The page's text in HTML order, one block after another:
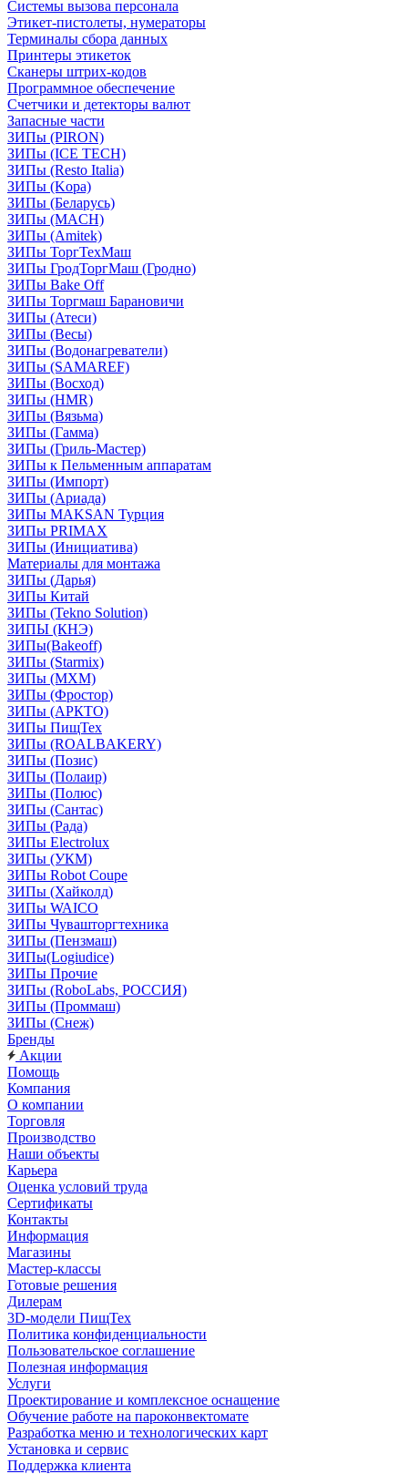
Системы вызова персонала
Этикет-пистолеты, нумераторы
Терминалы сбора данных
Принтеры этикеток
Сканеры штрих-кодов
Программное обеспечение
Счетчики и детекторы валют
Запасные части
ЗИПы (PIRON)
ЗИПы (ICE TECH)
ЗИПы (Resto Italia)
ЗИПы (Kopa)
ЗИПы (Беларусь)
ЗИПы (MACH)
ЗИПы (Amitek)
ЗИПы ТоргТехМаш
ЗИПы ГродТоргМаш (Гродно)
ЗИПы Bake Off
ЗИПы Торгмаш Барановичи
ЗИПы (Атеси)
ЗИПы (Весы)
ЗИПы (Водонагреватели)
ЗИПы (SAMAREF)
ЗИПы (Восход)
ЗИПы (HMR)
ЗИПы (Вязьма)
ЗИПы (Гамма)
ЗИПы (Гриль-Мастер)
ЗИПы к Пельменным аппаратам
ЗИПы (Импорт)
ЗИПы (Ариада)
ЗИПы MAKSAN Турция
ЗИПы PRIMAX
ЗИПы (Инициатива)
Материалы для монтажа
ЗИПы (Дарья)
ЗИПы Китай
ЗИПы (Tekno Solution)
ЗИПЫ (КНЭ)
ЗИПы(Bakeoff)
ЗИПы (Starmix)
ЗИПы (МХМ)
ЗИПы (Фростор)
ЗИПы (АРКТО)
ЗИПы ПищТех
ЗИПы (ROALBAKERY)
ЗИПы (Позис)
ЗИПы (Полаир)
ЗИПы (Полюс)
ЗИПы (Сантас)
ЗИПы (Рада)
ЗИПы Electrolux
ЗИПы (УКМ)
ЗИПы Robot Coupe
ЗИПы (Хайколд)
ЗИПы WAICO
ЗИПы Чувашторгтехника
ЗИПы (Пензмаш)
ЗИПы(Logiudice)
ЗИПы Прочие
ЗИПы (RoboLabs, РОССИЯ)
ЗИПы (Проммаш)
ЗИПы (Снеж)
Бренды
Акции
Помощь
Компания
О компании
Торговля
Производство
Наши объекты
Карьера
Оценка условий труда
Сертификаты
Контакты
Информация
Магазины
Мастер-классы
Готовые решения
Дилерам
3D-модели ПищТех
Политика конфиденциальности
Пользовательское соглашение
Полезная информация
Услуги
Проектирование и комплексное оснащение
Обучение работе на пароконвектомате
Разработка меню и технологических карт
Установка и сервис
Поддержка клиента